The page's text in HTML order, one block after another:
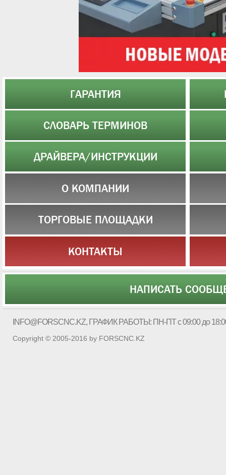
ГАРАНТИЯ
СЛОВАРЬ ТЕРМИНОВ
ДРАЙВЕРА/ИНСТРУКЦИИ
О КОМПАНИИ
ТОРГОВЫЕ ПЛОЩАДКИ
КОНТАКТЫ
НАПИСАТЬ
INFO@FORSCNC.KZ, ГРАФИК РАБОТЫ: ПН-ПТ с 09:00 до
Copyright © 2005-2016 by FORSCNC.KZ